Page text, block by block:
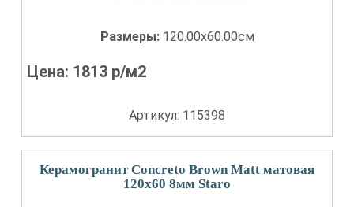
Размеры: 120.00x60.00см
Цена: 1813 р/м2
Артикул: 115398
Керамогранит Concreto Brown Matt матовая
120x60 8мм Staro